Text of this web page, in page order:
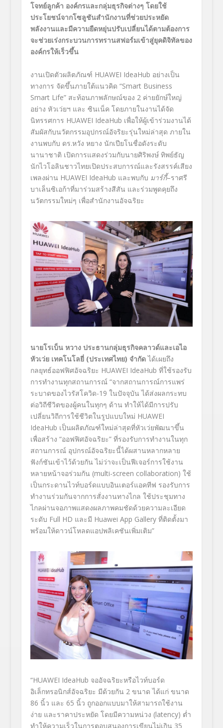
โจทย์ลูกค้า องค์กรและกลุ่มธุรกิจต่างๆ โดยใช้
ประโยชน์จากโซลูชันสำนักงานที่ช่วยประหยัด
พลังงานและมีความยืดหยุ่นปรับเปลี่ยนได้ตามต้องการ
จะช่วยเร่งกระบวนการทรานสฟอร์มเข้าสู่ยุคดิจิทัลของ
องค์กรให้เร็วขึ้น
งานเปิดตัวผลิตภัณฑ์ HUAWEI IdeaHub อย่างเป็น
ทางการ จัดขึ้นภายใต้แนวคิด “Smart Business
Smart Life”สะท้อนภาพลักษณ์ของ 2 ค่ายยักษ์ใหญ่
อย่าง หัวเว่ยฯ และ ซินเน็ค โดยภายในงานได้จัด
นิทรรศการ HUAWEI IdeaHub เพื่อให้ผู้เข้าร่วมงานได้
สัมผัสกับนวัตกรรมอุปกรณ์อัจริยะรุ่นใหม่ล่าสุด ภายใน
งานพบกับ ดร.หวัง หยาง นักเปียโนชื่อดังระดับ
นานาชาติ เปิดการแสดงร่วมกับนายศิริพงษ์ ทิพย์ธัญ
นักไวโอลินชาวไทยเปิดประสบการณ์และรังสรรค์เสียง
เพลงผ่าน HUAWEI IdeaHub และพบกับ มาร์กี้–ราศรี
บาเล็นซิเอก้าที่มาร่วมสร้างสีสัน และร่วมพูดคุยถึง
นวัตกรรมใหม่ๆ เพื่อสำนักงานอัจฉริยะ
นายโรเบ็น หวาง ประธานกลุ่มธุรกิจคลาวด์และเอไอ
หัวเว่ย เทคโนโลยี่ (ประเทศไทย) จำกัด ได้เผยถึง
กลยุทธ์ออฟฟิศอัจฉริยะ HUAWEI IdeaHub ที่ใช้รองรับ
การทำงานทุกสถานการณ์ “จากสถานการณ์การแพร่
ระบาดของไวรัสโควิด-19 ในปัจจุบัน ได้ส่งผลกระทบ
ต่อวิถีชีวิตของผู้คนในทุกๆ ด้าน ทำให้ได้มีการปรับ
เปลี่ยนวิถีการใช้ชีวิตในรูปแบบใหม่ HUAWEI
IdeaHub เป็นผลิตภัณฑ์ใหม่ล่าสุดที่หัวเว่ยพัฒนาขึ้น
เพื่อสร้าง “ออฟฟิศอัจฉริยะ” ที่รองรับการทำงานในทุก
สถานการณ์ อุปกรณ์อัจฉริยะนี้ได้ผสานหลากหลาย
ฟังก์ชันเข้าไว้ด้วยกัน ไม่ว่าจะเป็นฟีเจอร์การใช้งาน
หลายหน้าจอร่วมกัน (multi-screen collaboration) ใช้
เป็นกระดานไวท์บอร์ดแบบอินเตอร์แอคทีฟ รองรับการ
ทำงานร่วมกันจากการสั่งงานทางไกล ใช้ประชุมทาง
ไกลผ่านจอภาพแสดงผลภาพคมชัดด้วยความละเอียด
ระดับ Full HD และมี Huawei App Gallery ที่ติดตั้งมา
พร้อมให้ดาวน์โหลดแอปพลิเคชันเพิ่มเติม”
“HUAWEI IdeaHub จออัจฉริยะหรือไวท์บอร์ด
อิเล็กทรอนิกส์อัจฉริยะ มีด้วยกัน 2 ขนาด ได้แก่ ขนาด
86 นิ้ว และ 65 นิ้ว ถูกออกแบบมาให้สามารถใช้งาน
ง่าย และราคาประหยัด โดยมีความหน่วง (latency) ต่ำ
ทำให้ความเร็วในการตอบสนองการเขียนไม่เกิน 35